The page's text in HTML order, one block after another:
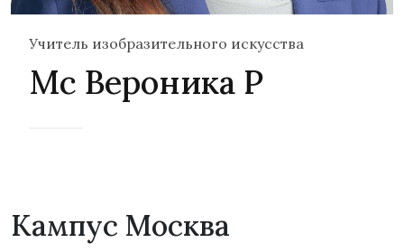
Учитель изобразительного искусства
Мс Вероника Р
Кампус Москва